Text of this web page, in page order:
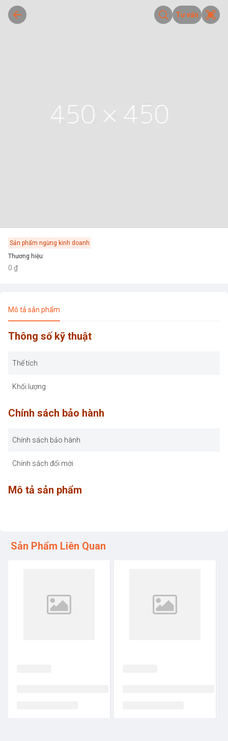
Tư vấn
Sản phẩm ngừng kinh doanh
Thương hiệu:
0 ₫
Mô tả sản phẩm
Thông số kỹ thuật
Thể tích
Khối lượng
Chính sách bảo hành
Chính sách bảo hành
Chính sách đổi mới
Mô tả sản phẩm
Sản Phẩm Liên Quan